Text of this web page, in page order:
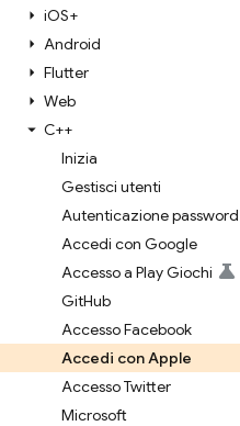
iOS+
Android
Flutter
Web
C++
Inizia
Gestisci utenti
Autenticazione password
Accedi con Google
Accesso a Play Giochi
GitHub
Accesso Facebook
Accedi con Apple
Accesso Twitter
Microsoft